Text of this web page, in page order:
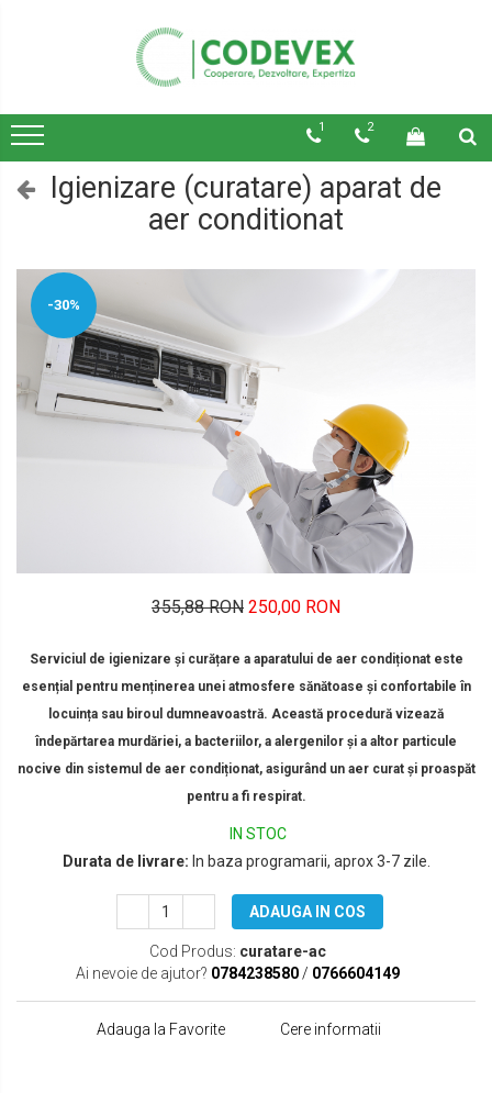
1 2
Igienizare (curatare) aparat de
aer conditionat
-30%
355,88 RON 250,00 RON
Serviciul de igienizare și curățare a aparatului de aer condiționat este
esențial pentru menținerea unei atmosfere sănătoase și confortabile în
locuința sau biroul dumneavoastră. Această procedură vizează
îndepărtarea murdăriei, a bacteriilor, a alergenilor și a altor particule
nocive din sistemul de aer condiționat, asigurând un aer curat și proaspăt
pentru a fi respirat.
IN STOC
Durata de livrare: In baza programarii, aprox 3-7 zile.
ADAUGA IN COS
Cod Produs: curatare-ac
Ai nevoie de ajutor? 0784238580/ 0766604149
Adauga la Favorite Cere informatii